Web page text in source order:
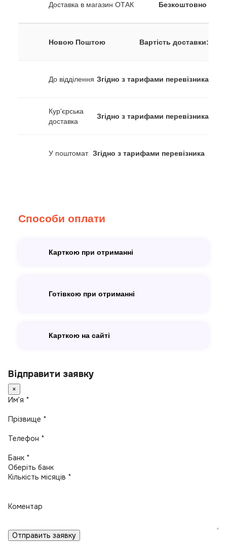
Доставка в магазин ОТАК Безкоштовно
Новою Поштою Вартість доставки:
До відділення Згідно з тарифами перевізника
Кур'єрська
доставка
Згідно з тарифами перевізника
У поштомат Згідно з тарифами перевізника
Способи оплати
Карткою при отриманні
Готівкою при отриманні
Карткою на сайті
Відправити заявку
×
Имʼя *
Прізвище *
Телефон *
Банк *
Кількість місяців *
Коментар
Отправить заявку